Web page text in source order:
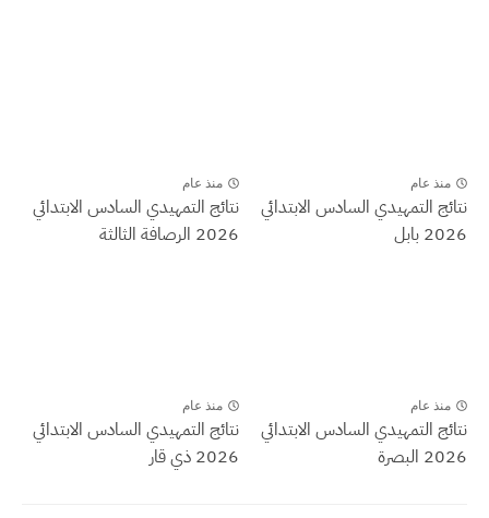
منذ عام
نتائج التمهيدي السادس الابتدائي
2026 بابل
منذ عام
نتائج التمهيدي السادس الابتدائي
2026 الرصافة الثالثة
منذ عام
نتائج التمهيدي السادس الابتدائي
2026 البصرة
منذ عام
نتائج التمهيدي السادس الابتدائي
2026 ذي قار